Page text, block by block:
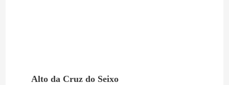
Alto da Cruz do Seixo